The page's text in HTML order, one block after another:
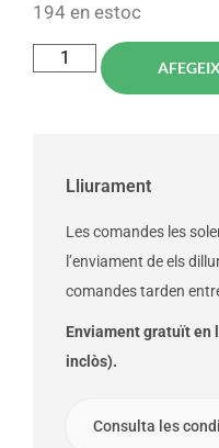
194 en estoc
Lliurament
Les comandes les
l’enviament de els
comandes tarden
Enviament gratuït en
inclòs).
Consulta les